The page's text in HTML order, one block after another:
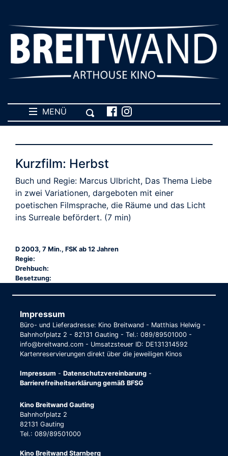
MENÜ
Kurzfilm: Herbst
Buch und Regie: Marcus Ulbricht, Das Thema Liebe
in zwei Variationen, dargeboten mit einer
poetischen Filmsprache, die Räume und das Licht
ins Surreale befördert. (7 min)
D 2003, 7 Min., FSK ab 12 Jahren
Regie:
Drehbuch:
Besetzung:
Impressum
Büro- und Lieferadresse: Kino Breitwand - Matthias Helwig -
Bahnhofplatz 2 - 82131 Gauting - Tel.: 089/89501000 -
info@breitwand.com - Umsatzsteuer ID: DE131314592
Kartenreservierungen direkt über die jeweiligen Kinos
Impressum - Datenschutzvereinbarung -
Barrierefreiheitserklärung gemäß BFSG
Kino Breitwand Gauting
Bahnhofplatz 2
82131 Gauting
Tel.: 089/89501000
Kino Breitwand Starnberg